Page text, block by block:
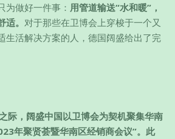
为做好一件事： 用管道输送“水和暖”，
。 对于那些在卫博会上穿梭于一个又
生活解决方案的人，德国阔盛给出了完
际，阔盛中国以卫博会为契机聚集华南
年聚贤荟暨华南区经销商会议”。此